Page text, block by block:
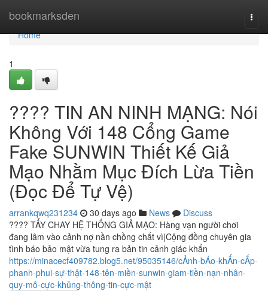
bookmarksden
Home
Home
1
???? TIN AN NINH MẠNG: Nói
Không Với 148 Cổng Game
Fake SUNWIN Thiết Kế Giả
Mạo Nhằm Mục Đích Lừa Tiền
(Đọc Để Tự Vệ)
arrankqwq231234 30 days ago News
Discuss
???? TẨY CHAY HỆ THỐNG GIẢ MẠO: Hàng vạn người chơi
đang lâm vào cảnh nợ nần chồng chất vì|Cộng đồng chuyên gia
tình báo bảo mật vừa tung ra bản tin cảnh giác khẩn
https://minacecf409782.blog5.net/95035146/cẢnh-bÁo-khẨn-cẤp-
phanh-phui-sự-thật-148-tên-miền-sunwin-giam-tiền-nạn-nhân-
quy-mô-cực-khủng-thông-tin-cực-mật